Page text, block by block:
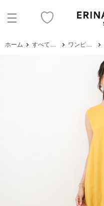
ホーム すべてのアイテム ワンピース・サロペット